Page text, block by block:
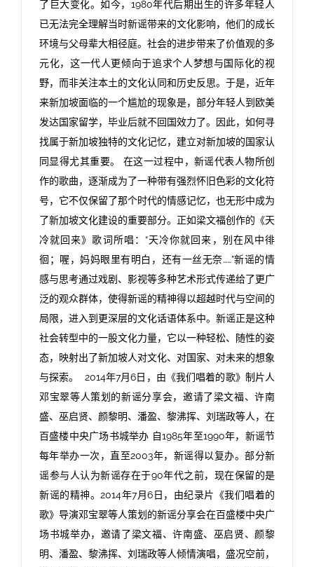
了巨大变化。如今，1980年代后期出生的许多年轻人
已无法完全理解当时新谣带来的文化影响，他们的成长
环境与父母辈大相径庭。社会的进步带来了价值观的多
元化，这一代人更倾向于追求个人梦想与国际化的视
野，而非关注本土的文化认同和历史反思。于是，近年
来新加坡面临的一个尴尬的现象是，部分年轻人到欧美
发达国家留学，毕业后就不回国效力了。因此，如何寻
找属于新加坡独特的文化记忆，建立对新加坡的国家认
同显得尤其重要。 在这一过程中，新谣代表人物所创
作的歌曲，逐渐成为了一种带有强烈怀旧色彩的文化符
号，它不仅保留了那个时代的情感记忆，也无形中成为
了新加坡文化建设的重要部分。正如梁文福创作的《天
冷就回来》歌词所唱：“天冷你就回来，别在风中徘
徊；喔，妈妈眼里有明白，还有一丝无奈……”新谣的情
感与思考通过戏剧、影视等多种艺术形式传递给了更广
泛的观众群体，使得新谣的精神得以超越时代与空间的
局限，进入到更深层的文化话语体系中。新谣正是这种
社会转型中的一股文化力量，它以一种轻松、随性的姿
态，映射出了新加坡人对文化、对国家、对未来的想象
与探索。 2014年7月6日，由《我们唱着的歌》制片人
邓宝翠等人策划的新谣分享会，邀请了梁文福、许南
盛、巫启贤、颜黎明、潘盈、黎沸挥、刘瑞政等人，在
百盛楼中央广场书城举办 自1985年至1990年，新谣节
每年举办一次，直至2003年，新谣得以复办。部分新
谣参与人认为新谣存在于90年代之前，现在保留的是
新谣的精神。2014年7月6日，由纪录片《我们唱着的
歌》导演邓宝翠等人策划的新谣分享会在百盛楼中央广
场书城举办，邀请了梁文福、许南盛、巫启贤、颜黎
明、潘盈、黎沸挥、刘瑞政等人倾情演唱，盛况空前，